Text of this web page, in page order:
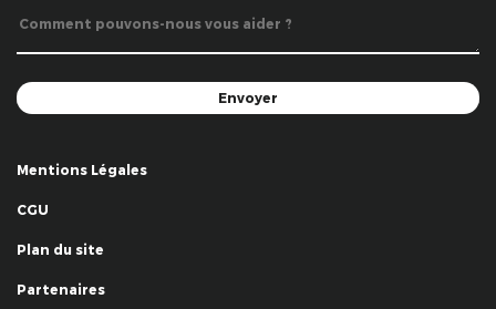
Mentions Légales
CGU
Plan du site
Partenaires